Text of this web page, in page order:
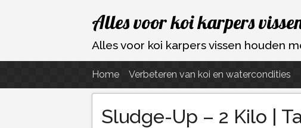
Ga
naar
de
Alles voor koi karpers
Alles voor koi karpers vissen houden
Home Verbeteren van koi en watercondities
Sludge-Up – 2 Kilo |